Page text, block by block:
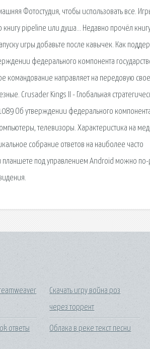
Фотостудия, чтобы использовать все.
книгу pipeline или душа… Недавно прочёл
игры добавьте после кавычек. Как
федерального компонента
командование направляет на передовую
Crusader Kings II - Глобальная
Об утверждении федерального
телевизоры. Характеристика на
собрание ответов на наиболее часто
планшете под управлением Android можно по-
ответы
Скачать игру война роз
через торрент
Облака в реке текст песни